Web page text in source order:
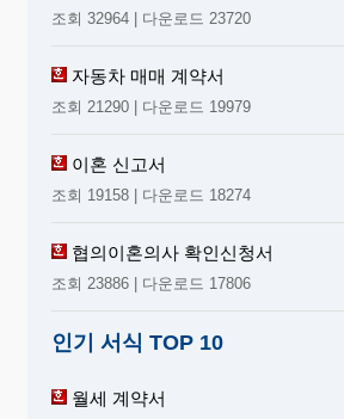
조회 32964 | 다운로드 23720
자동차 매매 계약서
조회 21290 | 다운로드 19979
이혼 신고서
조회 19158 | 다운로드 18274
협의이혼의사 확인신청서
조회 23886 | 다운로드 17806
인기 서식 TOP 10
월세 계약서